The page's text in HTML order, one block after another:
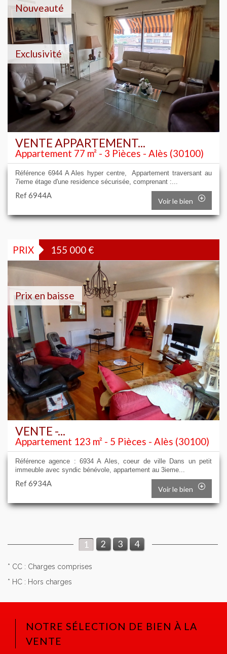
Exclusivité
Nouveauté
VENTE APPARTEMENT...
Appartement 77 m² - 3 Pièces - Alès (30100)
Référence 6944 A Ales hyper centre, Appartement traversant au
7ieme étage d'une residence sécurisée, comprenant :...
Ref 6944A
Voir le bien
PRIX 155 000€
Prix en baisse
VENTE -...
Appartement 123 m² - 5 Pièces - Alès (30100)
Référence agence : 6934 A Ales, coeur de ville Dans un petit
immeuble avec syndic bénévole, appartement au 3ieme...
Ref 6934A
Voir le bien
1 2 3 4
* CC : Charges comprises
* HC : Hors charges
NOTRE SÉLECTION DE BIEN À LA
VENTE